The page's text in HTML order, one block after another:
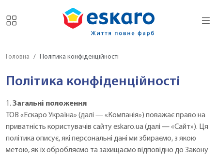
Головна Політика конфіденційності
Політика конфіденційності
1. Загальні положення
ТОВ «Ескаро Україна» (далі — «Компанія») поважає право на
приватність користувачів сайту eskaro.ua (далі — «Сайт»). Ця
політика описує, які персональні дані ми збираємо, з якою
метою, як їх обробляємо та захищаємо відповідно до Закону